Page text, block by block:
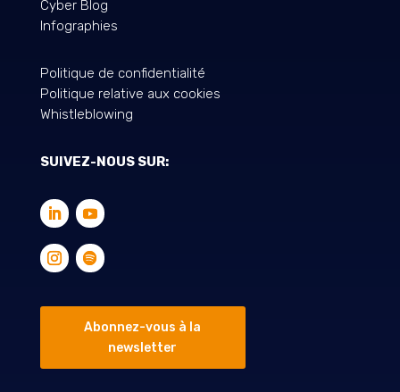
Cyber Blog
Infographies
Politique de confidentialité
Politique relative aux cookies
Whistleblowing
SUIVEZ-NOUS SUR:
Abonnez-vous à la
newsletter